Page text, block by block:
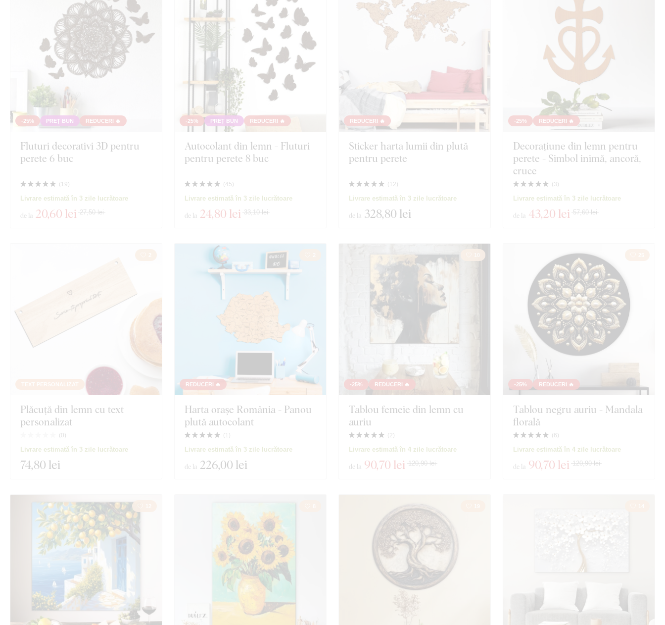
Culoare
Text propriu
Tehnologia producției
Exclusivitate
Material
Adâncime
Mandala Hartă Orașul Fluturi
Poligonal Copac
Bufnițe Față Natură moartă
Marină
Motociclete Sport
Educație Film Jocuri Portret
Vizualizare 1351 produse Închidere filtrul
-25% PREȚ BUN REDUCERI 🔥
Fluturi decorativi 3D pentru
perete 6 buc
(19)
Livrare estimată în 3 zile lucrătoare
de la 20,60 lei 27,50 lei
-25% PREȚ BUN REDUCERI 🔥
Autocolant din lemn - Fluturi
pentru perete 8 buc
(45)
Livrare estimată în 3 zile lucrătoare
de la 24,80 lei 33,10 lei
REDUCERI 🔥
Sticker harta lumii din plută
pentru perete
(12)
Livrare estimată în 3 zile lucrătoare
de la 328,80 lei
-25% REDUCERI 🔥
Decorațiune din lemn pentru
perete - Simbol inimă, ancoră,
cruce
(3)
Livrare estimată în 3 zile lucrătoare
de la 43,20 lei 57,60 lei
TEXT PERSONALIZAT
Plăcuță din lemn cu text
personalizat
( 0)
Livrare estimată în 3 zile lucrătoare
74,80 lei
REDUCERI 🔥
Harta orașe România - Panou
plută autocolant
(1)
Livrare estimată în 3 zile lucrătoare
de la 226,00 lei
-25% REDUCERI 🔥
Tablou femeie din lemn cu
auriu
(2)
Livrare estimată în 4 zile lucrătoare
de la 90,70 lei 120,90 lei
-25% REDUCERI 🔥
Tablou negru auriu - Mandala
florală
(6)
Livrare estimată în 4 zile lucrătoare
de la 90,70 lei 120,90 lei